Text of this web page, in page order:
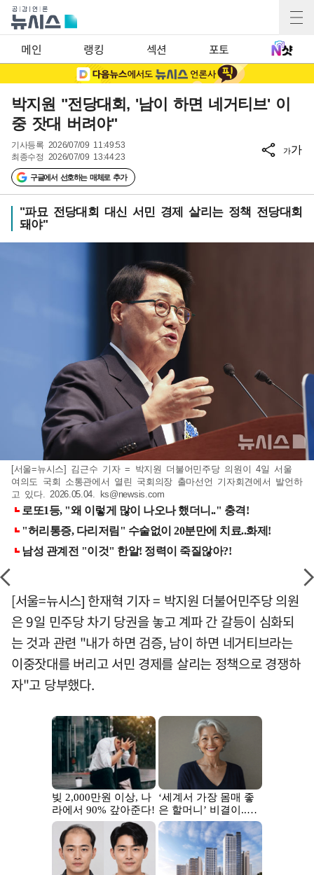
메인 랭킹 섹션 포토
박지원 "전당대회, '남이 하면 네거티브' 이
중 잣대 버려야"
기사등록 2026/07/09 11:49:53
최종수정 2026/07/09 13:44:23
구글에서 선호하는 매체로 추가
가가
"파묘 전당대회 대신 서민 경제 살리는 정책 전당대회
돼야"
[서울=뉴시스] 김근수 기자 = 박지원 더불어민주당 의원이 4일 서울
여의도 국회 소통관에서 열린 국회의장 출마선언 기자회견에서 발언하
고 있다. 2026.05.04.
ks@newsis.com
[서울=뉴시스] 한재혁 기자 = 박지원 더불어민주당 의원
은 9일 민주당 차기 당권을 놓고 계파 간 갈등이 심화되
는 것과 관련 "내가 하면 검증, 남이 하면 네거티브라는
이중잣대를 버리고 서민 경제를 살리는 정책으로 경쟁하
자"고 당부했다.